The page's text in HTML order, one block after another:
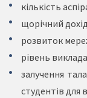
кількість
щорічний
розвиток
рівень
залучення
студентів для